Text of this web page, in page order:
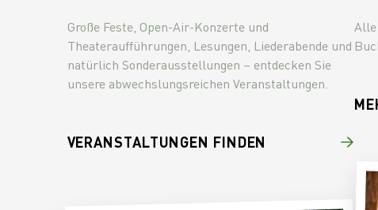
Große Feste, Open-Air-Konzerte und
Theateraufführungen, Lesungen, Liederabende und
natürlich Sonderausstellungen – entdecken Sie
unsere abwechslungsreichen Veranstaltungen.
VERANSTALTUNGEN FINDEN